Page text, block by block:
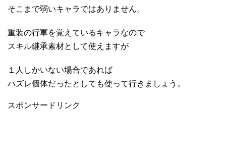
そこまで弱いキャラではありません。
重装の行軍を覚えているキャラなので
スキル継承素材として使えますが
１人しかいない場合であれば
ハズレ個体だったとしても使って行きましょう。
スポンサードリンク